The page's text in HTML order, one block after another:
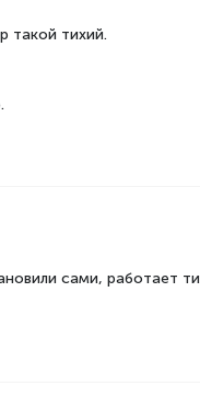
такой тихий.
сами, работает